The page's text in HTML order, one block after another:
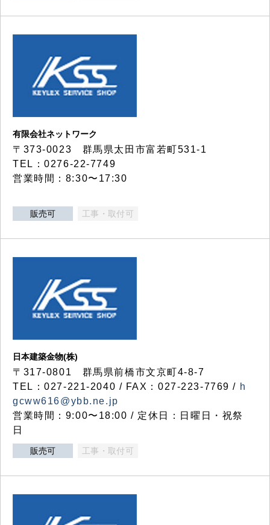
有限会社ネットワーク
〒373-0023 群馬県太田市富若町531-1
TEL：0276-22-7749
営業時間：8:30〜17:30
販売可 工事・取付可
日本建築金物(株)
〒317‐0801 群馬県前橋市文京町4-8-7
TEL：027-221-2040 / FAX：027-223-7769 / h
gcww616@ybb.ne.jp
営業時間：9:00〜18:00 / 定休日：日曜日・祝祭
日
販売可 工事・取付可